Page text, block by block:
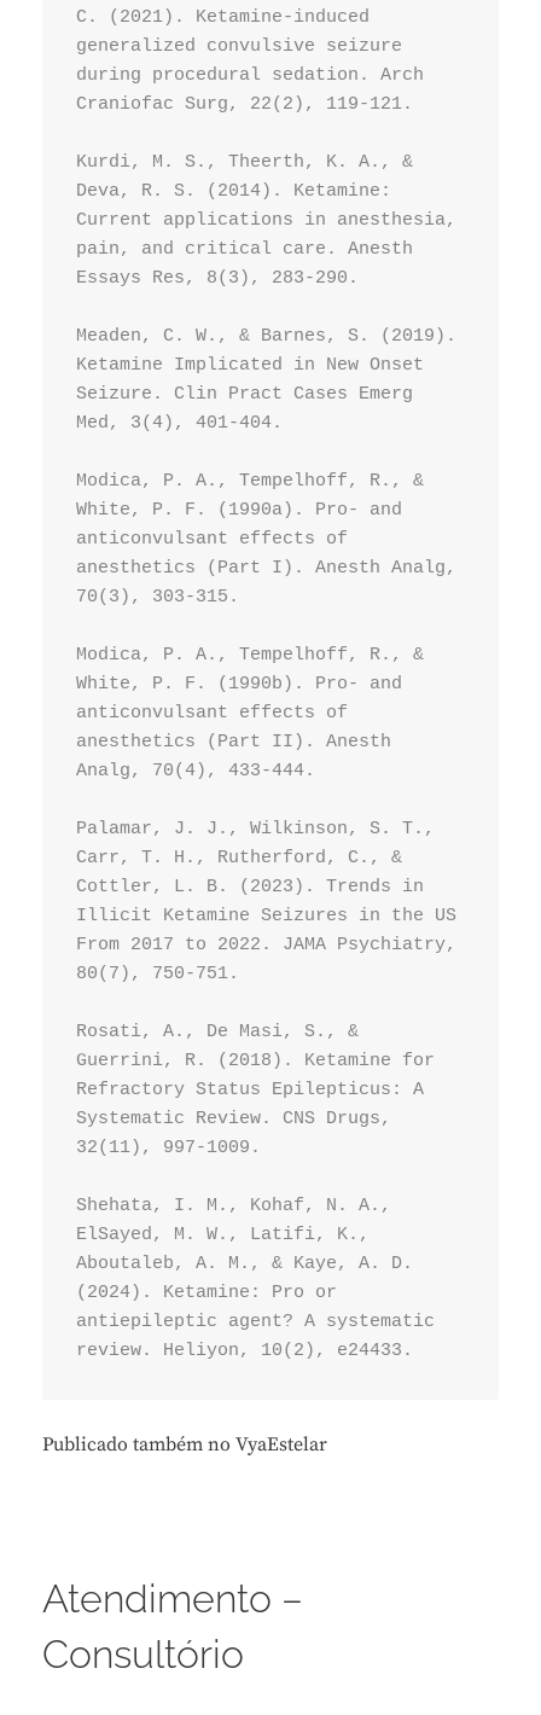
C. (2021). Ketamine-induced
generalized convulsive seizure
during procedural sedation. Arch
Craniofac Surg, 22(2), 119-121.
Kurdi, M. S., Theerth, K. A., &
Deva, R. S. (2014). Ketamine:
Current applications in anesthesia,
pain, and critical care. Anesth
Essays Res, 8(3), 283-290.
Meaden, C. W., & Barnes, S. (2019).
Ketamine Implicated in New Onset
Seizure. Clin Pract Cases Emerg
Med, 3(4), 401-404.
Modica, P. A., Tempelhoff, R., &
White, P. F. (1990a). Pro- and
anticonvulsant effects of
anesthetics (Part I). Anesth Analg,
70(3), 303-315.
Modica, P. A., Tempelhoff, R., &
White, P. F. (1990b). Pro- and
anticonvulsant effects of
anesthetics (Part II). Anesth
Analg, 70(4), 433-444.
Palamar, J. J., Wilkinson, S. T.,
Carr, T. H., Rutherford, C., &
Cottler, L. B. (2023). Trends in
Illicit Ketamine Seizures in the US
From 2017 to 2022. JAMA Psychiatry,
80(7), 750-751.
Rosati, A., De Masi, S., &
Guerrini, R. (2018). Ketamine for
Refractory Status Epilepticus: A
Systematic Review. CNS Drugs,
32(11), 997-1009.
Shehata, I. M., Kohaf, N. A.,
ElSayed, M. W., Latifi, K.,
Aboutaleb, A. M., & Kaye, A. D.
(2024). Ketamine: Pro or
antiepileptic agent? A systematic
review. Heliyon, 10(2), e24433.
Publicado também no VyaEstelar
Atendimento –
Consultório